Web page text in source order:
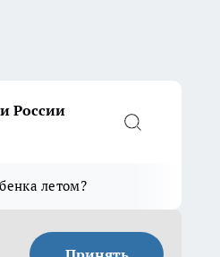
России
летом?